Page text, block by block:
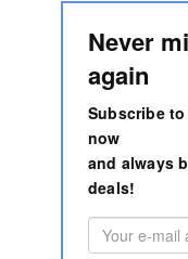
Never
again
Subscribe
now
and always
deals!